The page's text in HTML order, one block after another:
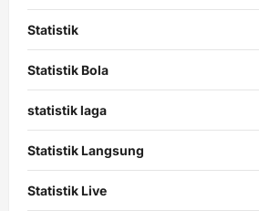
Statistik
Statistik Bola
statistik laga
Statistik Langsung
Statistik Live